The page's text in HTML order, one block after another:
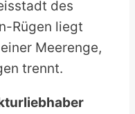
des
Rügen liegt
Meerenge,
trennt.